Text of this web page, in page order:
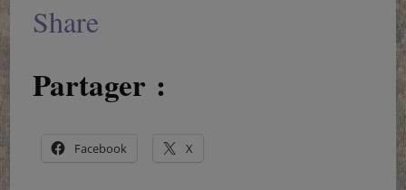
Share
Partager :
Facebook X